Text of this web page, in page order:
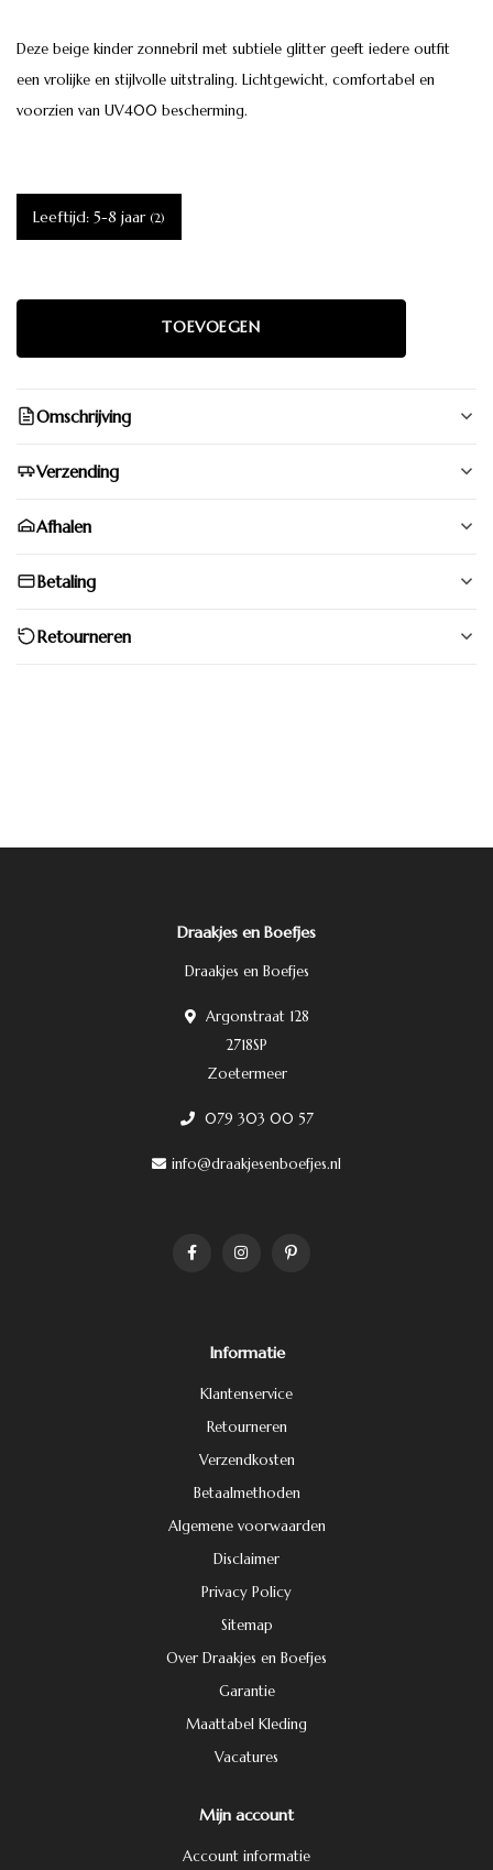
Deze beige kinder zonnebril met subtiele glitter geeft iedere outfit
een vrolijke en stijlvolle uitstraling. Lichtgewicht, comfortabel en
voorzien van UV400 bescherming.
Leeftijd: 5-8 jaar (2)
Omschrijving
Verzending
Afhalen
Betaling
Retourneren
Draakjes en Boefjes
Draakjes en Boefjes
Argonstraat 128
2718SP
Zoetermeer
079 303 00 57
info@draakjesenboefjes.nl
Informatie
Klantenservice
Retourneren
Verzendkosten
Betaalmethoden
Algemene voorwaarden
Disclaimer
Privacy Policy
Sitemap
Over Draakjes en Boefjes
Garantie
Maattabel Kleding
Vacatures
Mijn account
Account informatie